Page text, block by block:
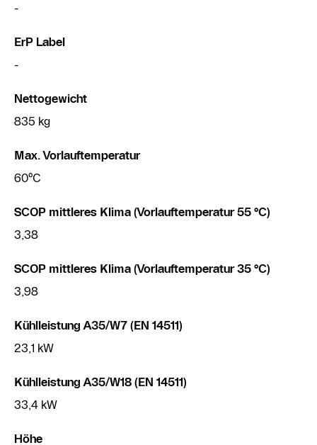
-
ErP Label
-
Nettogewicht
835 kg
Max. Vorlauftemperatur
60°C
SCOP mittleres Klima (Vorlauftemperatur 55 °C)
3,38
SCOP mittleres Klima (Vorlauftemperatur 35 °C)
3,98
Kühlleistung A35/W7 (EN 14511)
23,1 kW
Kühlleistung A35/W18 (EN 14511)
33,4 kW
Höhe